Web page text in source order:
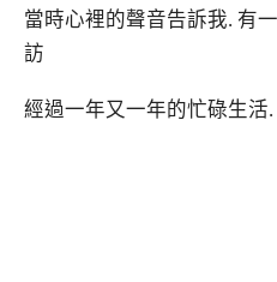
當時心裡的聲音告訴我. 有
訪
經過一年又一年的忙碌生